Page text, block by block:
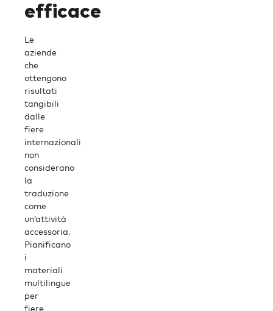
efficace
Le
aziende
che
ottengono
risultati
tangibili
dalle
fiere
internazionali
non
considerano
la
traduzione
come
un’attività
accessoria.
Pianificano
i
materiali
multilingue
per